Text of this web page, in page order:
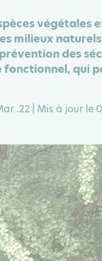
végétales
milieux
des
qui
.22 | Mis à jour le